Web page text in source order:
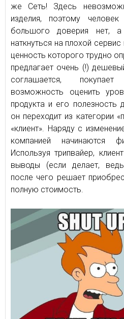
же Сеть! Здесь
изделия, поэтому
большого доверия нет,
наткнуться на плохой
ценность которого трудно
предлагает очень (!)
соглашается,
возможность оценить
продукта и его полезность
он переходит из категории
«клиент». Наряду с
компанией начинаются
Используя трипвайер,
выводы (если делает,
после чего решает
полную стоимость.